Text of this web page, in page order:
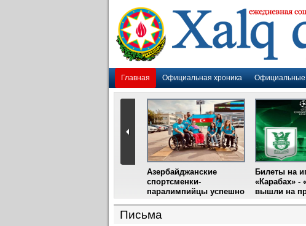
Главная Официальная хроника Официальные
Азербайджанские
спортсменки-
паралимпийцы успешно
выступили на III
Международном
фестивале парашютного
Билеты на
«Карабах» -
вышли на
Письма